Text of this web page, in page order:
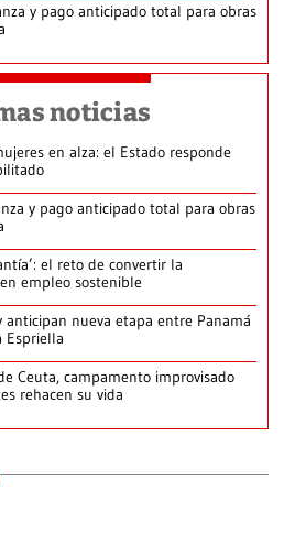
y pago anticipado total para obras
noticias
en alza: el Estado responde
y pago anticipado total para obras
el reto de convertir la
empleo sostenible
anticipan nueva etapa entre Panamá
Espriella
Ceuta, campamento improvisado
rehacen su vida